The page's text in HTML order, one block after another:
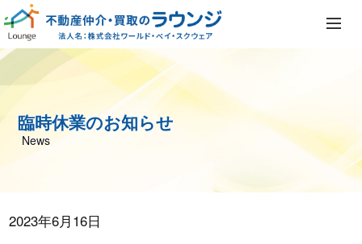
臨時休業のお知らせ
News
2023年6月16日